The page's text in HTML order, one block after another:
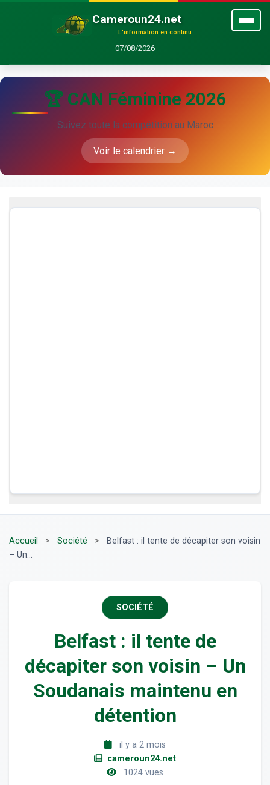
Cameroun24.net
L'information en continu
07/08/2026
🏆 CAN Féminine 2026
Suivez toute la compétition au Maroc
Voir le calendrier →
Accueil > Société >
Belfast : il tente de décapiter son voisin
– Un...
SOCIÉTÉ
Belfast : il tente de
décapiter son voisin – Un
Soudanais maintenu en
détention
il y a 2 mois
cameroun24.net
1024 vues